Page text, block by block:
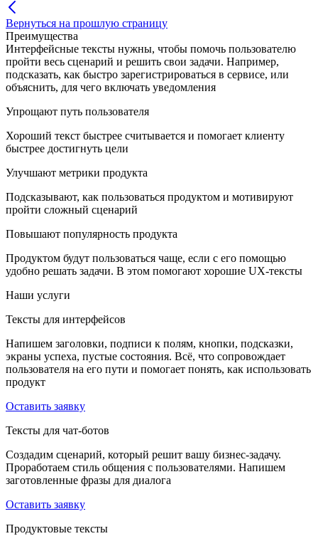
Вернуться на прошлую страницу
Преимущества
Интерфейсные тексты нужны, чтобы помочь пользователю
пройти весь сценарий и решить свои задачи. Например,
подсказать, как быстро зарегистрироваться в сервисе, или
объяснить, для чего включать уведомления
Упрощают путь пользователя
Хороший текст быстрее считывается и помогает клиенту
быстрее достигнуть цели
Улучшают метрики продукта
Подсказывают, как пользоваться продуктом и мотивируют
пройти сложный сценарий
Повышают популярность продукта
Продуктом будут пользоваться чаще, если с его помощью
удобно решать задачи. В этом помогают хорошие UX-тексты
Наши услуги
Тексты для интерфейсов
Напишем заголовки, подписи к полям, кнопки, подсказки,
экраны успеха, пустые состояния. Всё, что сопровождает
пользователя на его пути и помогает понять, как использовать
продукт
Оставить заявку
Тексты для чат-ботов
Создадим сценарий, который решит вашу бизнес-задачу.
Проработаем стиль общения с пользователями. Напишем ​​
заготовленные фразы для диалога
Оставить заявку
Продуктовые тексты